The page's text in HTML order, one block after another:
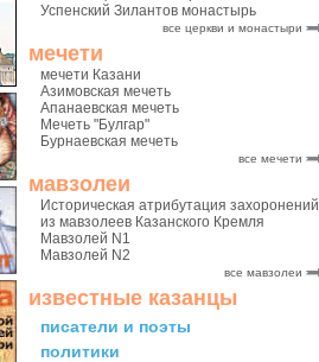
Успенский Зилантов монастырь
все церкви и монастыри
мечети
мечети Казани
Азимовская мечеть
Апанаевская мечеть
Мечеть "Булгар"
Бурнаевская мечеть
все мечети
мавзолеи
Историческая атрибутация захоронений
из мавзолеев Казанского Кремля
Мавзолей N1
Мавзолей N2
все мавзолеи
известные казанцы
писатели и поэты
политики